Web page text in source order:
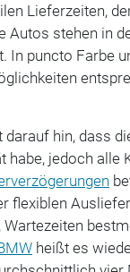
Lieferzeiten,
Autos stehen in
In puncto Farbe
hin, dass
habe, jedoch alle
flexiblen
heißt es